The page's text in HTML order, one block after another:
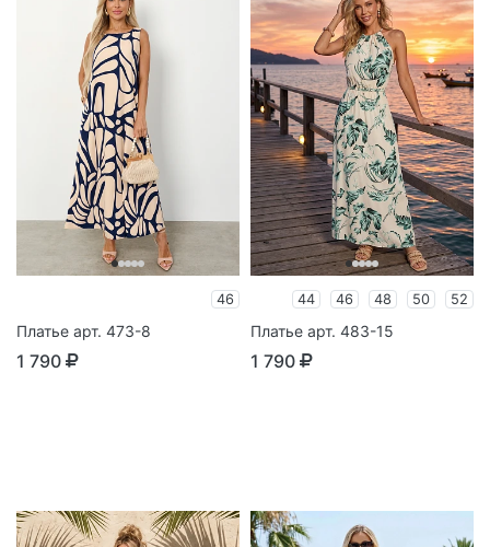
46
Платье арт. 473-8
1 790
44 46 48 50 52
Платье арт. 483-15
1 790